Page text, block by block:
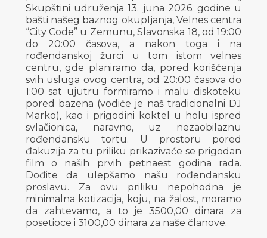
Skupštini udruženja 13. juna 2026. godine u
bašti našeg baznog okupljanja, Velnes centra
“City Code” u Zemunu, Slavonska 18, od 19:00
do 20:00 časova, a nakon toga i na
rođendanskoj žurci u tom istom velnes
centru, gde planiramo da, pored korišćenja
svih usluga ovog centra, od 20:00 časova do
1:00 sat ujutru formiramo i malu diskoteku
pored bazena (vodiće je naš tradicionalni DJ
Marko), kao i prigodini koktel u holu ispred
svlačionica, naravno, uz nezaobilaznu
rođendansku tortu. U prostoru pored
đakuzija za tu priliku prikazivaće se prigodan
film o naših prvih petnaest godina rada.
Dođite da ulepšamo našu rođendansku
proslavu. Za ovu priliku nepohodna je
minimalna kotizacija, koju, na žalost, moramo
da zahtevamo, a to je 3500,00 dinara za
posetioce i 3100,00 dinara za naše članove.